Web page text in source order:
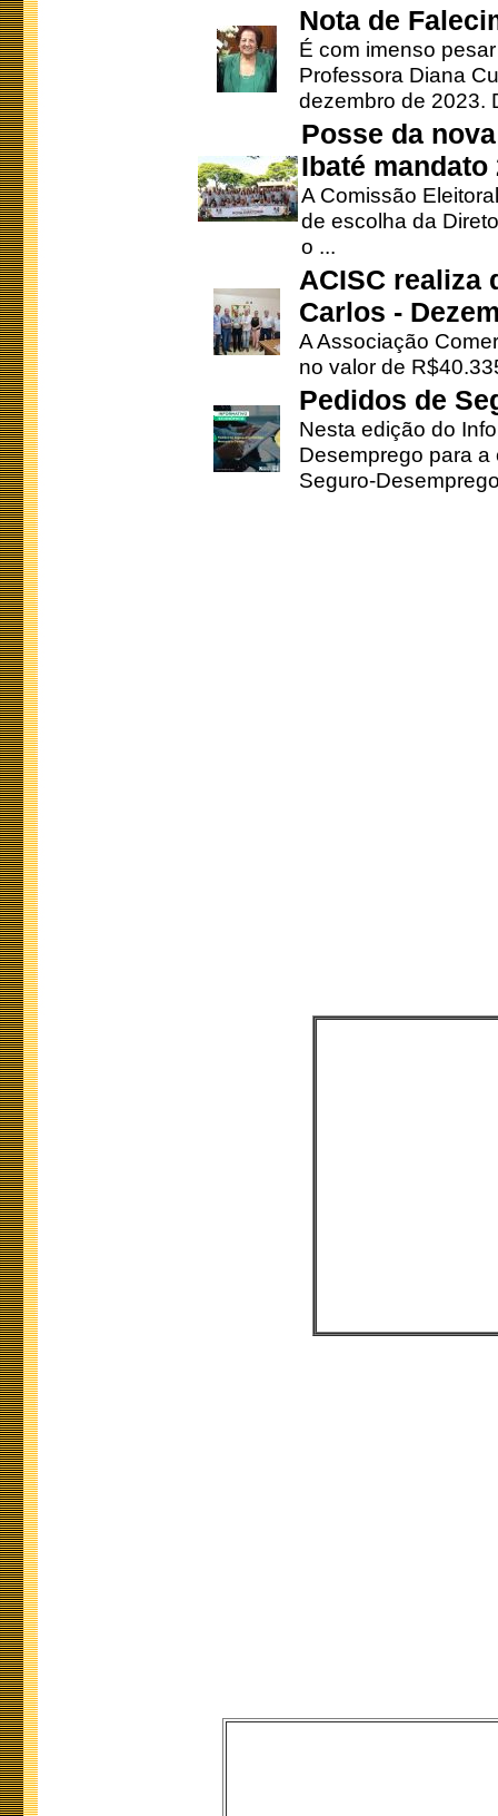
Nota de
É com imenso
Professora Diana
dezembro de 2023.
Posse da
Ibaté mandato
A Comissão
de escolha da
o ...
ACISC realiza
Carlos -
A Associação
no valor de
Pedidos de
Nesta edição do
Desemprego para
Seguro-